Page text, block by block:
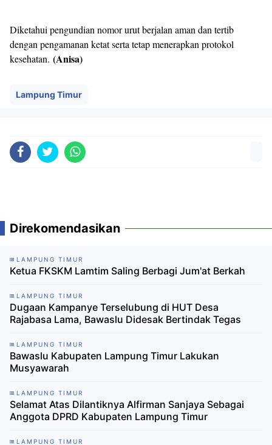
Diketahui pengundian nomor urut berjalan aman dan tertib
dengan pengamanan ketat serta tetap menerapkan protokol
kesehatan. (Anisa)
Lampung Timur
Direkomendasikan
LAMPUNG TIMUR
Ketua FKSKM Lamtim Saling Berbagi Jum'at Berkah
LAMPUNG TIMUR
Dugaan Kampanye Terselubung di HUT Desa
Rajabasa Lama, Bawaslu Didesak Bertindak Tegas
LAMPUNG TIMUR
Bawaslu Kabupaten Lampung Timur Lakukan
Musyawarah
LAMPUNG TIMUR
Selamat Atas Dilantiknya Alfirman Sanjaya Sebagai
Anggota DPRD Kabupaten Lampung Timur
LAMPUNG TIMUR